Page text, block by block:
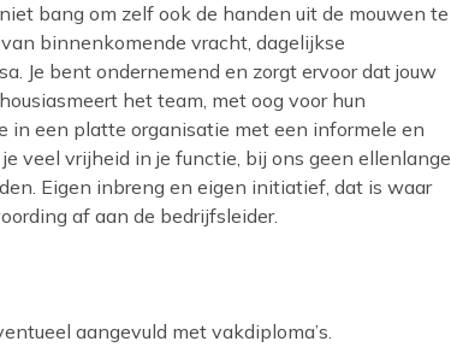
bang om zelf ook de handen uit de mouwen te
binnenkomende vracht, dagelijkse
Je bent ondernemend en zorgt ervoor dat jouw
het team, met oog voor hun
een platte organisatie met een informele en
veel vrijheid in je functie, bij ons geen ellenlange
Eigen inbreng en eigen initiatief, dat is waar
af aan de bedrijfsleider.
aangevuld met vakdiploma’s.